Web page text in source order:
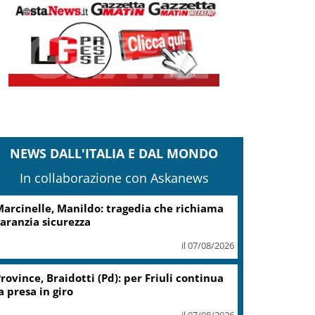
NEWS DALL'ITALIA E DAL MONDO
In collaborazione con Askanews
Valbruna, Bitonci: trovato punto
equilibrio
il 07/08/2026
Coin, accordo con sindacati su
piano risanamento e rilancio